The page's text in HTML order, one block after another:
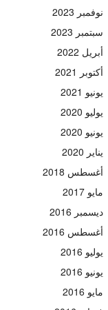
نوفمبر 2023
سبتمبر 2023
أبريل 2022
أكتوبر 2021
يونيو 2021
يوليو 2020
يونيو 2020
يناير 2020
أغسطس 2018
مايو 2017
ديسمبر 2016
أغسطس 2016
يوليو 2016
يونيو 2016
مايو 2016